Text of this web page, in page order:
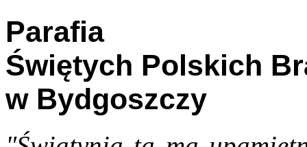
Parafia
Świętych Polskich
w Bydgoszczy